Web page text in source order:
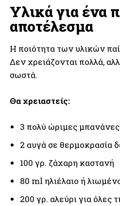
Υλικά για ένα
αποτέλεσμα
Η ποιότητα των υλικών
Δεν χρειάζονται πολλά,
σωστά.
Θα χρειαστείς:
3 πολύ ώριμες μπανάνες
2 αυγά σε θερμοκρασία
100 γρ. ζάχαρη καστανή
80 ml ηλιέλαιο ή
200 γρ. αλεύρι για όλες